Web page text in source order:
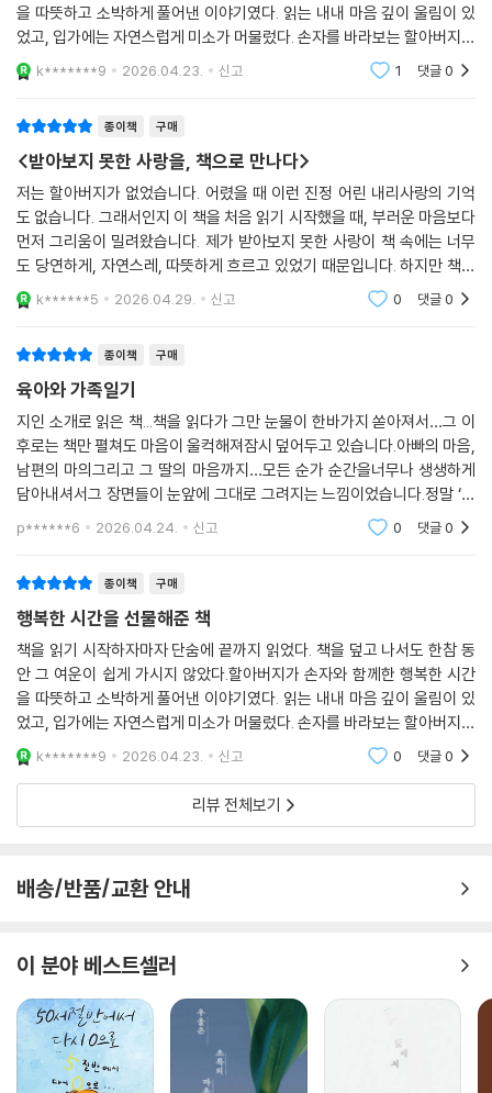
특히 이 책은 ‘사랑은 내리사랑’이라는 말을 살아 있는 장면들로 증명한다.
딸이 힘들어도 모유를 먹이겠다고 결심하는 모습, 자기보다 아이에게 더
좋은 것을 주려는 마음, 밤새 시달리고도 아침에 아이가 방긋 웃으면 모든
물겨운 것인지를 보여준다. 저자는 이 모습을 보며 자기 아내가 과거에 겪
었을 일들을 뒤늦게 이해하고 딸이 애를 키우는 모습을 통해 엄마라는 존
재의 무게를 새로 배운다. 그래서 이 책은 손주를 예뻐하는 할아버지의 이
야기인 동시에 엄마와 딸과 할머니의 헌신을 다시 보게 만드는 책이기도
하다. 아이는 작고 연약하지만 그 아이를 중심으로 돌아가는 사랑은 가족
전체를 다시 성찰하게 할 만큼 크고 깊다.
손주를 ‘최고 권력자’라고 부르며 새벽 시간을 빼앗긴 이야기를 들려주고,
7시부터 9시까지를 ‘죽음의 시간’이라 표현하고 일주일 동안 아기가 대변
을 보지 못해 온 가족의 최대 관심사가 그것 하나가 되어버린 일을 숨김없
이 털어놓는다. 그런데 바로 이런 디테일들 덕분에 이 책은 더 살아 있는 기
록이 된다. 누군가를 진심으로 사랑하게 되면 얼마나 사소한 것에 울고 웃
게 되는지, 얼마나 전혀 다른 사람이 되어버리는지를 거창한 선언 없이 보
여준다.
한 아이의 태어남과 성장기에서 점점 확장되는 가족 서사의 기록이다
시간이 지나며 주원이는 자라고, 주원이의 동생 다민이가 태어나고, 가족
의 풍경도 조금씩 넓어진다. 책은 첫 손주가 집에 가져온 변화에 머물지 않
고 둘째 손주의 탄생과 성장 그리고 셋째 천사의 등장까지 시선을 확장한
다. 차례만 보아도 이 책이 한순간의 감상에 그치지 않고 긴 시간에 걸친 가
족의 연대기를 이루고 있음을 알 수 있다. 「다민이의 탄생」 「다민이의 첫 번
째 생일」 「태교여행」 「셋째 천사의 등장」 같은 꼭지들은 이 책이 한 아이의
성장기가 아니라 점점 확장되는 가족 서사의 기록임을 보여준다.
주들을 보며 자신이 예전보다 괜찮고 따뜻한 사람이 되었다고 말한다. 또
손주 앞에서 스스로가 정화되는 기분을 느낀다. 아이 앞에서 사람은 더 선
실험에서 아기 사진 하나가 사람의 행동을 바뀌는 것처럼 이 책에서도 손
주의 존재는 한 사람의 마음을 바꾸고 가족 전체의 공기를 바꾼다. 손주는
단지 귀여운 존재가 아니라 사람 안의 무언가를 더 좋게 만드는 존재로 그
려진다. 그래서 이 책은 육아일기인 동시에 인간이 왜 사랑을 통해 더 나은
사람이 되는지를 보여주는 생활의 철학서이다.
을 따뜻하고 소박하게 풀어낸 이야기였다. 읽는 내내 마음 깊이 울림이 있
었고, 입가에는 자연스럽게 미소가 머물렀다. 손자를 바라보는 할아버지의
다정한 눈빛이 아직도 느껴지는 듯하다. 함께하며 나누는 사랑의 힘, 가족
이 주는 행복이
k*******9 2026.04.23. 신고 1 댓글0
종이책 구매
<받아보지 못한 사랑을, 책으로 만나다>
저는 할아버지가 없었습니다. 어렸을 때 이런 진정 어린 내리사랑의 기억
도 없습니다. 그래서인지 이 책을 처음 읽기 시작했을 때, 부러운 마음보다
먼저 그리움이 밀려왔습니다. 제가 받아보지 못한 사랑이 책 속에는 너무
도 당연하게, 자연스레, 따뜻하게 흐르고 있었기 때문입니다. 하지만 책장
을 넘길수록 생각이 달라졌습니다. 육아에 지친 딸과 사위를 위해, 천사와
같은 손자를 위
k******5 2026.04.29. 신고 0 댓글0
종이책 구매
육아와 가족일기
지인 소개로 읽은 책...책을 읽다가 그만 눈물이 한바가지 쏟아져서…그 이
후로는 책만 펼쳐도 마음이 울컥해져잠시 덮어두고 있습니다.아빠의 마음,
남편의 마의그리고 그 딸의 마음까지…모든 순가 순간을너무나 생생하게
담아내셔서그 장면들이 눈앞에 그대로 그려지는 느낌이었습니다.정말 ‘그
리셨다’는 표현이 맞는 것 같습니다.이렇게 깊은 울림과 힐링을 주셔서진
심으로 감사드
p******6 2026.04.24. 신고 0 댓글0
종이책 구매
행복한 시간을 선물해준 책
책을 읽기 시작하자마자 단숨에 끝까지 읽었다. 책을 덮고 나서도 한참 동
안 그 여운이 쉽게 가시지 않았다.할아버지가 손자와 함께한 행복한 시간
을 따뜻하고 소박하게 풀어낸 이야기였다. 읽는 내내 마음 깊이 울림이 있
었고, 입가에는 자연스럽게 미소가 머물렀다. 손자를 바라보는 할아버지의
다정한 눈빛이 아직도 느껴지는 듯하다. 함께하며 나누는 사랑의 힘, 가족
이 주는 행복이
k*******9 2026.04.23. 신고 0 댓글0
리뷰 전체보기
배송/반품/교환 안내
이 분야 베스트셀러